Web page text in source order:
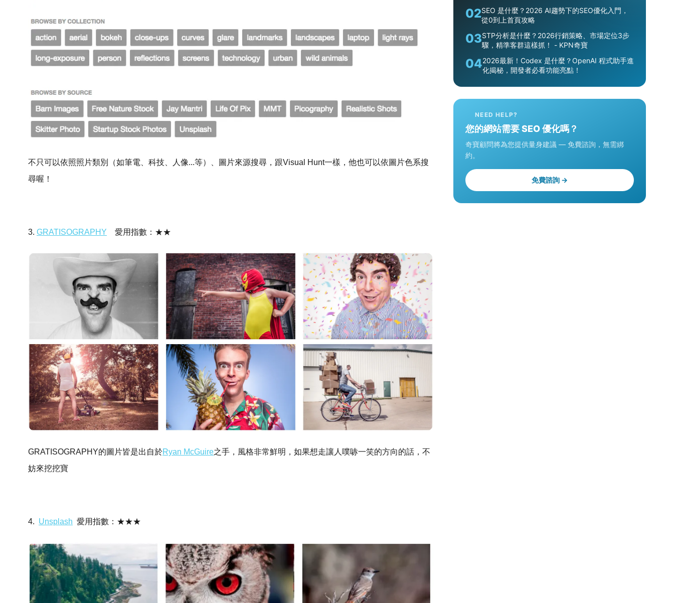
不只可以依照照片類別（如筆電、科技、人像...等）、圖片來源搜尋，跟Visual Hunt一樣，他也可以依圖片色系搜
尋喔！
3. GRATISOGRAPHY 愛用指數：★★
GRATISOGRAPHY的圖片皆是出自於Ryan McGuire之手，風格非常鮮明，如果想走讓人噗哧一笑的方向的話，不
妨來挖挖寶
4. Unsplash 愛用指數：★★★
02SEO 是什麼？2026 AI趨勢下的SEO優化入門，
從0到上首頁攻略
03STP分析是什麼？2026行銷策略、市場定位3步
驟，精準客群這樣抓！ - KPN奇寶
042026最新！Codex 是什麼？OpenAI 程式助手進
化揭秘，開發者必看功能亮點！
NEED HELP?
您的網站需要 SEO 優化嗎？
奇寶顧問將為您提供量身建議 — 免費諮詢，無需綁
約。
免費諮詢 →